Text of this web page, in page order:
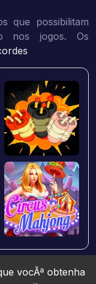
que possibilitam
nos jogos. Os
vocÃª obtenha